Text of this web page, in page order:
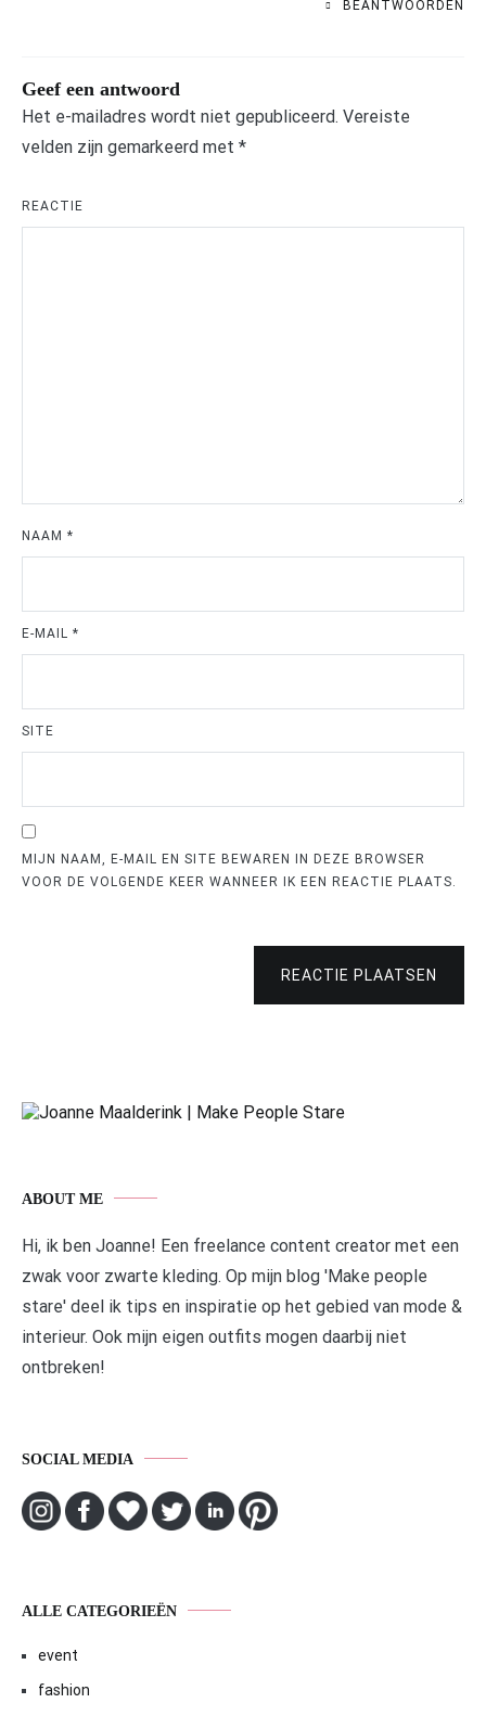
BEANTWOORDEN
Geef een antwoord
Het e-mailadres wordt niet gepubliceerd. Vereiste
velden zijn gemarkeerd met *
REACTIE
NAAM *
E-MAIL *
SITE
MIJN NAAM, E-MAIL EN SITE BEWAREN IN DEZE BROWSER
VOOR DE VOLGENDE KEER WANNEER IK EEN REACTIE PLAATS.
REACTIE PLAATSEN
ABOUT ME
Hi, ik ben Joanne! Een freelance content creator met een
zwak voor zwarte kleding. Op mijn blog 'Make people
stare' deel ik tips en inspiratie op het gebied van mode &
interieur. Ook mijn eigen outfits mogen daarbij niet
ontbreken!
SOCIAL MEDIA
ALLE CATEGORIEËN
event
fashion